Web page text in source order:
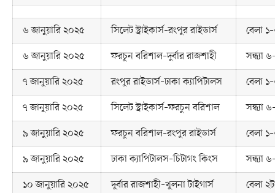
৬ জানুয়ারি ২০২৫ সিলেট স্ট্রাইকার্স–রংপুর রাইডার্স
বেলা
৬ জানুয়ারি ২০২৫
ফরচুন বরিশাল–দুর্বার রাজশাহী
সন্ধ্যা
৭ জানুয়ারি ২০২৫
রংপুর রাইডার্স–ঢাকা ক্যাপিটালস
বেলা
৭ জানুয়ারি ২০২৫
সিলেট স্ট্রাইকার্স–ফরচুন বরিশাল
সন্ধ্যা
৯ জানুয়ারি ২০২৫
ফরচুন বরিশাল–রংপুর রাইডার্স
বেলা
৯ জানুয়ারি ২০২৫
ঢাকা ক্যাপিটালস–চিটাগং কিংস
সন্ধ্যা
১০ জানুয়ারি ২০২৫
দুর্বার রাজশাহী–খুলনা টাইগার্স
বেলা